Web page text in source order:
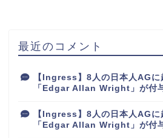
最近のコメント
【Ingress】8人の日本人AGに
「Edgar Allan Wright」が付
【Ingress】8人の日本人AGに
「Edgar Allan Wright」が付